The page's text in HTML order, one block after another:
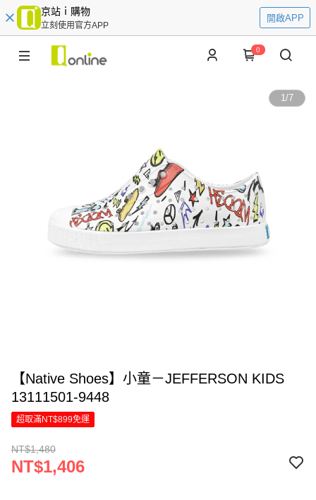
京站ｉ購物
立刻使用官方APP
開啟APP
0
1/7
【Native Shoes】小童－JEFFERSON KIDS
13111501-9448
超取滿NT$899免運
NT$1,480
NT$1,406